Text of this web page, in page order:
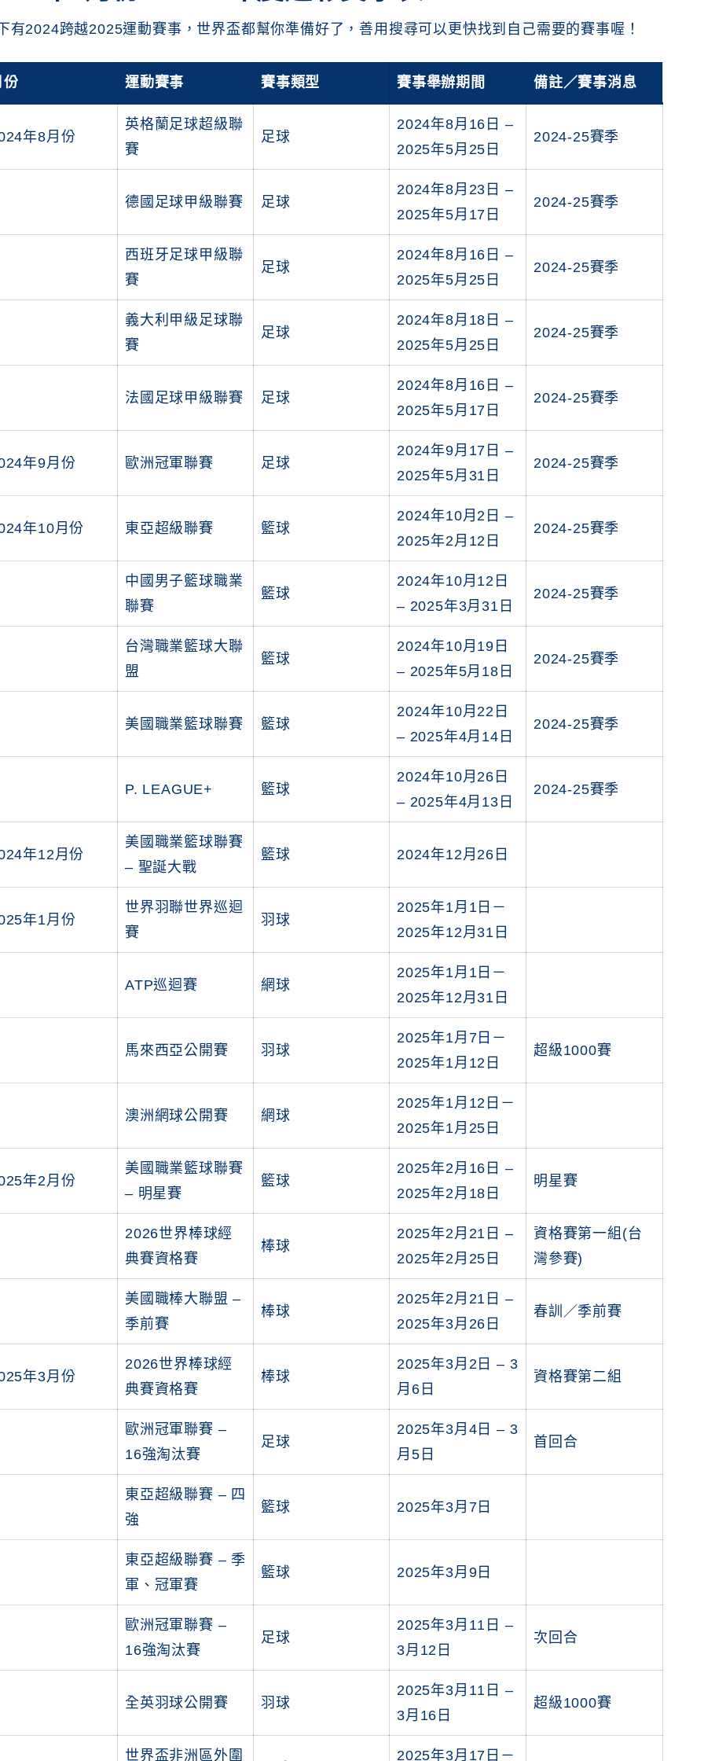
有2024跨越2025運動賽事，世界盃都幫你準備好了，善用搜尋可以更快找到自己需要的賽事喔！
份 運動賽事 賽事類型 賽事舉辦期間 備註／賽事消息
年8月份
英格蘭足球超級聯
賽
足球
2024年8月16日 –
2025年5月25日
2024-25賽季
德國足球甲級聯賽 足球
2024年8月23日 –
2025年5月17日
2024-25賽季
西班牙足球甲級聯
賽
足球
2024年8月16日 –
2025年5月25日
2024-25賽季
義大利甲級足球聯
賽
足球
2024年8月18日 –
2025年5月25日
2024-25賽季
法國足球甲級聯賽 足球
2024年8月16日 –
2025年5月17日
2024-25賽季
年9月份 歐洲冠軍聯賽 足球
2024年9月17日 –
2025年5月31日
2024-25賽季
年10月份 東亞超級聯賽 籃球
2024年10月2日 –
2025年2月12日
2024-25賽季
中國男子籃球職業
聯賽
籃球
2024年10月12日
– 2025年3月31日
2024-25賽季
台灣職業籃球大聯
盟
籃球
2024年10月19日
– 2025年5月18日
2024-25賽季
美國職業籃球聯賽 籃球
2024年10月22日
– 2025年4月14日
2024-25賽季
P. LEAGUE+ 籃球
2024年10月26日
– 2025年4月13日
2024-25賽季
年12月份
美國職業籃球聯賽
– 聖誕大戰
籃球 2024年12月26日
年1月份
世界羽聯世界巡迴
賽
羽球
2025年1月1日－
2025年12月31日
ATP巡迴賽 網球
2025年1月1日－
2025年12月31日
馬來西亞公開賽 羽球
2025年1月7日－
2025年1月12日
超級1000賽
澳洲網球公開賽 網球
2025年1月12日－
2025年1月25日
年2月份
美國職業籃球聯賽
– 明星賽
籃球
2025年2月16日 –
2025年2月18日
明星賽
2026世界棒球經
典賽資格賽
棒球
2025年2月21日 –
2025年2月25日
資格賽第一組(台
灣參賽)
美國職棒大聯盟 –
季前賽
棒球
2025年2月21日 –
2025年3月26日
春訓／季前賽
年3月份
2026世界棒球經
典賽資格賽
棒球
2025年3月2日 – 3
月6日
資格賽第二組
歐洲冠軍聯賽 –
16強淘汰賽
足球
2025年3月4日 – 3
月5日
首回合
東亞超級聯賽 – 四
強
籃球 2025年3月7日
東亞超級聯賽 – 季
軍、冠軍賽
籃球 2025年3月9日
歐洲冠軍聯賽 –
16強淘汰賽
足球
2025年3月11日 –
3月12日
次回合
全英羽球公開賽 羽球
2025年3月11日 –
3月16日
超級1000賽
世界盃非洲區外圍
2025年3月17日－